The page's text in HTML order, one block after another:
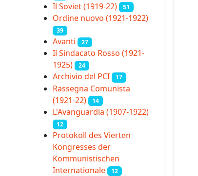
Il Soviet (1919‑22) 51
Ordine nuovo (1921-1922)
39
Avanti 27
Il Sindacato Rosso (1921-
1925)
24
Archivio del PCI 17
Rassegna Comunista
(1921‑22)
14
L'Avanguardia (1907-1922)
12
Protokoll des Vierten
Kongresses der
Kommunistischen
Internationale
12